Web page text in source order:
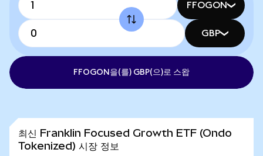
FFOGON
GBP
FFOGON을(를) GBP(으)로 스왑
최신 Franklin Focused Growth ETF (Ondo
Tokenized) 시장 정보